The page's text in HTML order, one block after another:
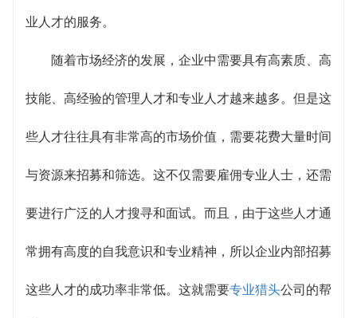
了解这个行业的工作环境、市场竞争以及该行业的新
发展趋势。只有这样，猎头公司才能针对企业的特定
需求，寻找出匹配的人才。
良好的资源：一个成功的猎头公司需要建立一个自己
的人才库，并与多家人才招聘平台建立良好的合作关
系，以收集更多的人才资源。在招募人才过程中，这
个资源池可以让猎头公司快速地找到有潜力的候选
人。
业人才的服务。
随着市场经济的发展，企业中需要具有高素质、高
技能、高经验的管理人才和专业人才越来越多。但是这
些人才往往具有非常高的市场价值，需要花费大量时间
与资源来招募和筛选。这不仅需要雇佣专业人士，还需
要进行广泛的人才搜寻和面试。而且，由于这些人才通
常拥有高度的自我意识和专业精神，所以企业内部招募
这些人才的成功率非常低。这就需要专业猎头公司的帮